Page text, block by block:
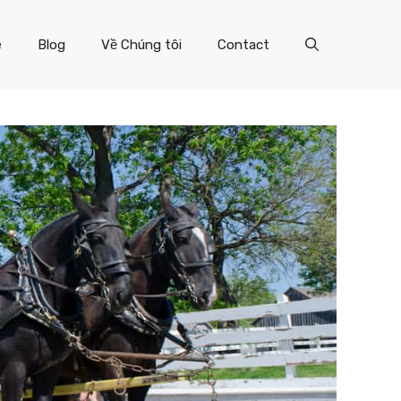
Blog Về Chúng tôi Contact